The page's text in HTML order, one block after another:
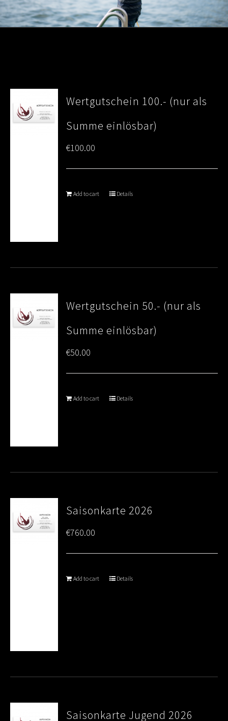
Wertgutschein 100.- (nur als
Summe einlösbar)
€100.00
Add to cart Details
Wertgutschein 50.- (nur als
Summe einlösbar)
€50.00
Add to cart Details
Saisonkarte 2026
€760.00
Add to cart Details
Saisonkarte Jugend 2026